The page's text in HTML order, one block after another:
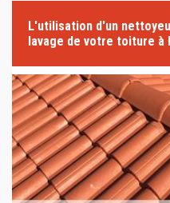
L'utilisation d'un
lavage de votre toiture à